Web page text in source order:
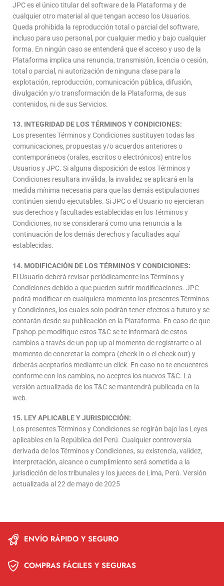
JPC es el único titular del software de la Plataforma y de
cualquier otro material al que tengan acceso los Usuarios.
Queda prohibida la reproducción total o parcial del software,
incluso para uso personal, por cualquier medio y bajo cualquier
forma. En ningún caso se entenderá que el acceso y uso de la
Plataforma implica una renuncia, transmisión, licencia o cesión,
total o parcial, ni autorización de ninguna clase para la
explotación, reproducción, comunicación pública, difusión,
divulgación y/o transformación de la Plataforma, de sus
contenidos, ni de sus Servicios.
13. INTEGRIDAD DE LOS TÉRMINOS Y CONDICIONES:
Los presentes Términos y Condiciones sustituyen todas las
comunicaciones, propuestas y/o acuerdos anteriores o
contemporáneos (orales, escritos o electrónicos) entre los
Usuarios y JPC. Si alguna disposición de estos Términos y
Condiciones resultara inválida, la invalidez se aplicará en la
medida mínima necesaria para que las demás estipulaciones
continúen siendo ejecutables. Si JPC o el Usuario no ejercieran
sus derechos y facultades establecidas en los Términos y
Condiciones, no se considerará como una renuncia a la
continuación de los demás derechos y facultades aquí
establecidas.
14. MODIFICACIÓN DE LOS TÉRMINOS Y CONDICIONES:
El Usuario deberá revisar periódicamente los Términos y
Condiciones debido a que pueden sufrir modificaciones. JPC
podrá modificar en cualquiera momento los presentes Términos
y Condiciones, los cuales solo podrán tener efectos a futuro y se
contarán desde su publicación en la Plataforma. En caso de que
Fpshop.pe modifique estos T&C se te informará de estos
cambios a través de un pop up al momento de registrarte o al
momento de concretar la compra (check in o el check out) y
deberás aceptarlos mediante un click. En caso no te encuentres
conforme con los cambios, no aceptes los nuevos T&C. La
versión actualizada de los T&C se mantendrá publicada en la
web.
15. LEY APLICABLE Y JURISDICCIÓN:
Los presentes Términos y Condiciones se regirán bajo las Leyes
aplicables en la República del Perú. Cualquier controversia
derivada de los Términos y Condiciones, su existencia, validez,
interpretación, alcance o cumplimiento será sometida a la
jurisdicción de los tribunales y los jueces de Lima, Perú. Versión
actualizada al 22 de mayo de 2025
ENVÍO RÁPIDO Y SEGURO
COMPRAS FÁCILES Y SEGURAS